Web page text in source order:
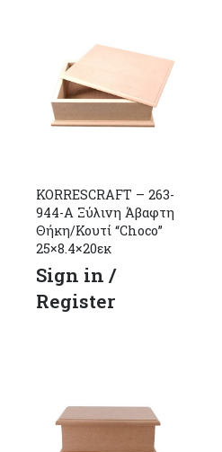
KORRESCRAFT – 263-
944-Α Ξύλινη Άβαφτη
Θήκη/Κουτί “Choco”
25×8.4×20εκ
Sign in /
Register